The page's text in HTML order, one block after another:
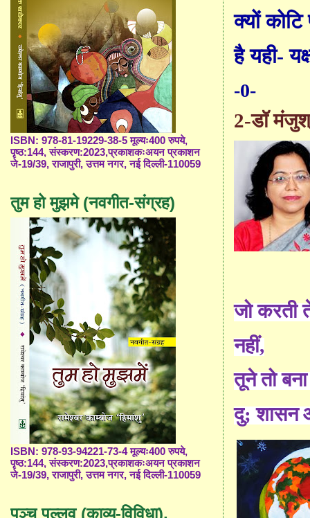
क्यों कोटि
है यही-
-0-
2-डॉ
जो करती
नहीं,
तूने तो
दु; शासन
ISBN: 978-81-19229-38-5 मूल्यः400 रुपये,
पृष्ठ:144, संस्करण:2023,प्रकाशकःअयन प्रकाशन
जे-19/39, राजापुरी, उत्तम नगर, नई दिल्ली-110059
तुम हो मुझमे (नवगीत-संग्रह)
ISBN: 978-93-94221-73-4 मूल्यः400 रुपये,
पृष्ठ:144, संस्करण:2023,प्रकाशकःअयन प्रकाशन
जे-19/39, राजापुरी, उत्तम नगर, नई दिल्ली-110059
पञ्च पल्लव (काव्य-विविधा),